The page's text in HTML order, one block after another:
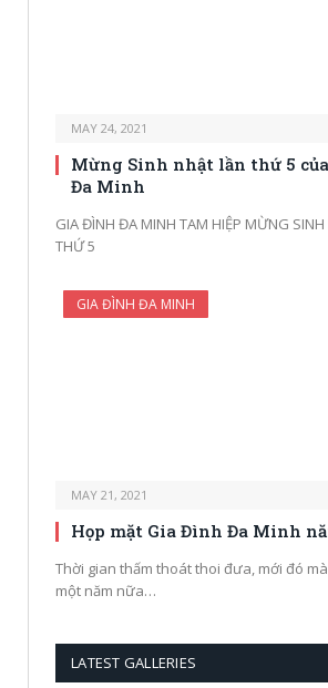
MAY 24, 2021
Mừng Sinh nhật lần thứ 5
Đa Minh
GIA ĐÌNH ĐA MINH TAM HIỆP MỪNG SINH
THỨ 5
GIA ĐÌNH ĐA MINH
MAY 21, 2021
Họp mặt Gia Đình Đa Minh
Thời gian thấm thoát thoi đưa, mới đó
một năm nữa…
LATEST GALLERIES